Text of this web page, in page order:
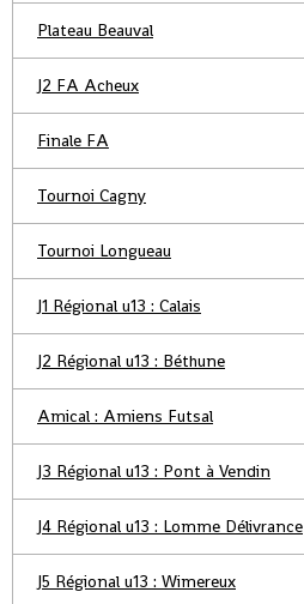
Plateau Beauval
J2 FA Acheux
Finale FA
Tournoi Cagny
Tournoi Longueau
J1 Régional u13 : Calais
J2 Régional u13 : Béthune
Amical : Amiens Futsal
J3 Régional u13 : Pont à Vendin
J4 Régional u13 : Lomme Délivrance
J5 Régional u13 : Wimereux